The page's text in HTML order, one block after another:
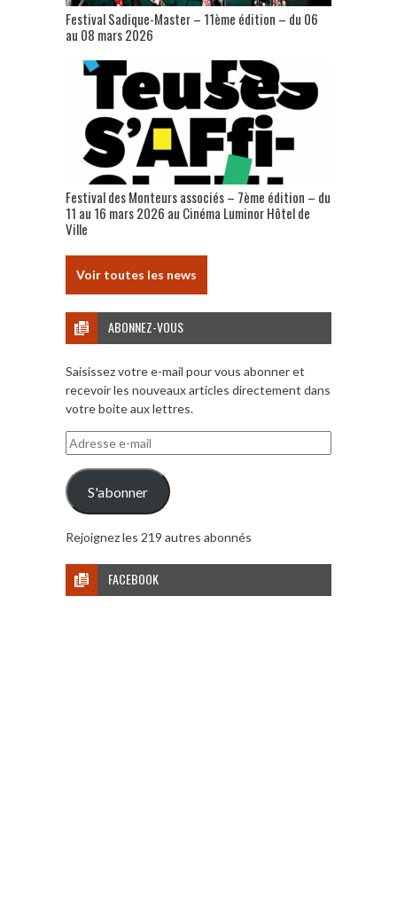
Festival Sadique-Master – 11ème édition – du 06
au 08 mars 2026
Festival des Monteurs associés – 7ème édition – du
11 au 16 mars 2026 au Cinéma Luminor Hôtel de
Ville
Voir toutes les news
ABONNEZ-VOUS
Saisissez votre e-mail pour vous abonner et
recevoir les nouveaux articles directement dans
votre boite aux lettres.
Adresse
e-
mail
S'abonner
Rejoignez les 219 autres abonnés
FACEBOOK